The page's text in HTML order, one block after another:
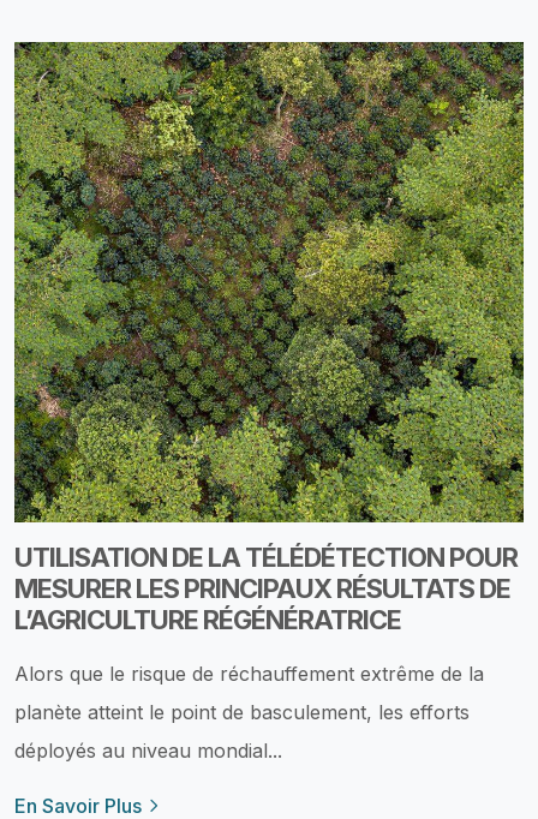
UTILISATION DE LA TÉLÉDÉTECTION POUR
MESURER LES PRINCIPAUX RÉSULTATS DE
L’AGRICULTURE RÉGÉNÉRATRICE
Alors que le risque de réchauffement extrême de la
planète atteint le point de basculement, les efforts
déployés au niveau mondial...
En Savoir Plus